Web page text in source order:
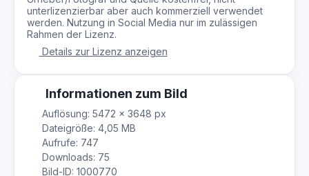
unterlizenzierbar aber auch kommerziell verwendet
werden. Nutzung in Social Media nur im zulässigen
Rahmen der Lizenz.
Details zur Lizenz anzeigen
Informationen zum Bild
Auflösung: 5472 × 3648 px
Dateigröße: 4,05 MB
Aufrufe: 747
Downloads: 75
Bild-ID: 1000770